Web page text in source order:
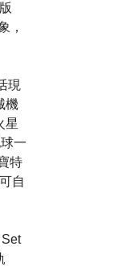
，
現
機
星
一
特
自